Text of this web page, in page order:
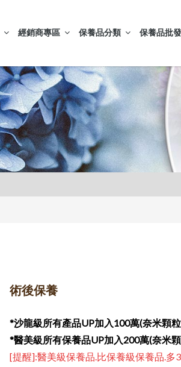
經銷商專區 保養品分類 保養品批發
術後保養
*沙龍級所有產品UP加入100萬(奈米顆
*醫美級所有保養品UP加入200萬(奈米
[提醒]:醫美級保養品.比保養級保養品.